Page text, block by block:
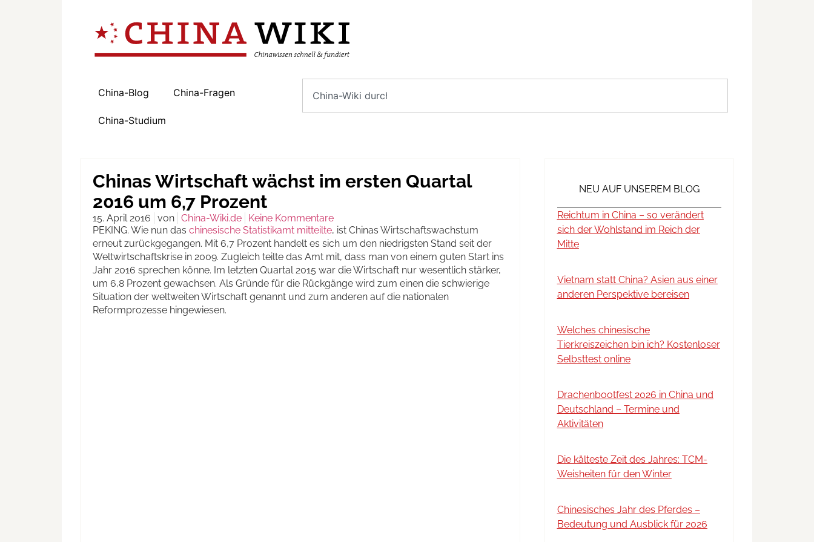
China-Blog China-Fragen
China-Studium
Chinas Wirtschaft wächst im ersten Quartal
2016 um 6,7 Prozent
15. April 2016 von China-Wiki.de
Keine Kommentare
PEKING. Wie nun das chinesische Statistikamt mitteilte, ist Chinas Wirtschaftswachstum
erneut zurückgegangen. Mit 6,7 Prozent handelt es sich um den niedrigsten Stand seit der
Weltwirtschaftskrise in 2009. Zugleich teilte das Amt mit, dass man von einem guten Start ins
Jahr 2016 sprechen könne. Im letzten Quartal 2015 war die Wirtschaft nur wesentlich stärker,
um 6,8 Prozent gewachsen. Als Gründe für die Rückgänge wird zum einen die schwierige
Situation der weltweiten Wirtschaft genannt und zum anderen auf die nationalen
Reformprozesse hingewiesen.
NEU AUF UNSEREM BLOG
Reichtum in China – so verändert
sich der Wohlstand im Reich der
Mitte
Vietnam statt China? Asien aus einer
anderen Perspektive bereisen
Welches chinesische
Tierkreiszeichen bin ich? Kostenloser
Selbsttest online
Drachenbootfest 2026 in China und
Deutschland – Termine und
Aktivitäten
Die kälteste Zeit des Jahres: TCM-
Weisheiten für den Winter
Chinesisches Jahr des Pferdes –
Bedeutung und Ausblick für 2026